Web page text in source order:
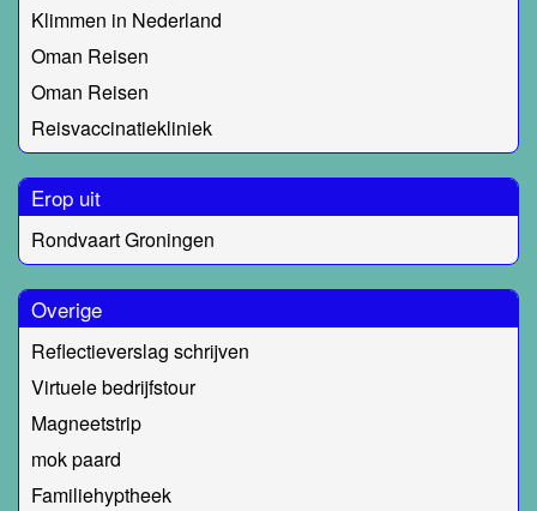
Klimmen in Nederland
Oman Reisen
Oman Reisen
Reisvaccinatiekliniek
Erop uit
Rondvaart Groningen
Overige
Reflectieverslag schrijven
Virtuele bedrijfstour
Magneetstrip
mok paard
Familiehyptheek